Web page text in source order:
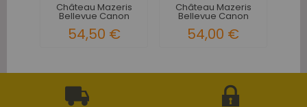
Château Mazeris
Bellevue Canon
54,50 €
Château Mazeris
Bellevue Canon
54,00 €